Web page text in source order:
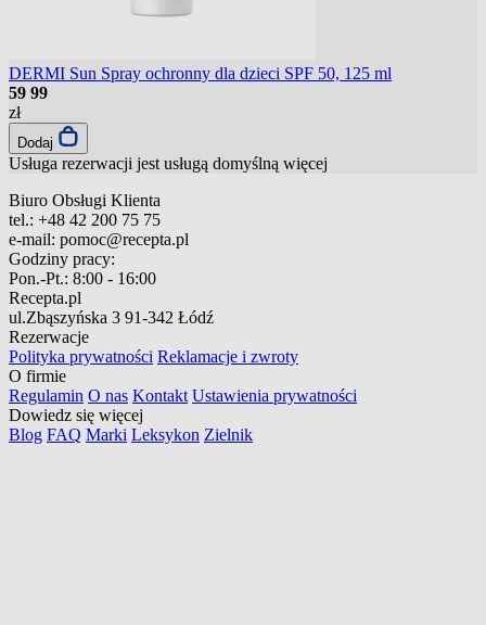
DERMI Sun Spray ochronny dla dzieci SPF 50, 125 ml
59 99
zł
Dodaj
Usługa rezerwacji jest usługą domyślną więcej
Biuro Obsługi Klienta
tel.: +48 42 200 75 75
e-mail: pomoc@recepta.pl
Godziny pracy:
Pon.-Pt.: 8:00 - 16:00
Recepta.pl
ul.Zbąszyńska 3 91-342 Łódź
Rezerwacje
Polityka prywatności Reklamacje i zwroty
O firmie
Regulamin O nas Kontakt Ustawienia prywatności
Dowiedz się więcej
Blog FAQ Marki Leksykon Zielnik